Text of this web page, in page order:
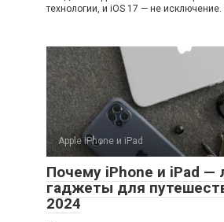
технологии, и iOS 17 — не
Apple iPhone и iPad
Почему iPhone и iPad —
гаджеты для
2024